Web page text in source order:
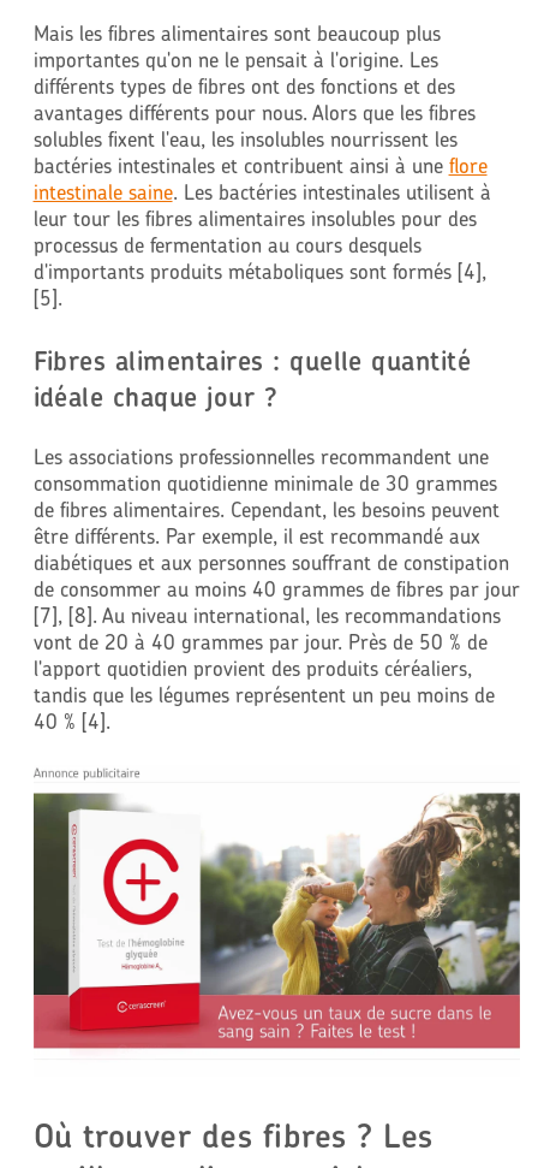
Mais les fibres alimentaires sont beaucoup plus
importantes qu'on ne le pensait à l'origine. Les
différents types de fibres ont des fonctions et des
avantages différents pour nous. Alors que les fibres
solubles fixent l'eau, les insolubles nourrissent les
bactéries intestinales et contribuent ainsi à une flore
intestinale saine. Les bactéries intestinales utilisent à
leur tour les fibres alimentaires insolubles pour des
processus de fermentation au cours desquels
d'importants produits métaboliques sont formés [4],
[5].
Fibres alimentaires : quelle quantité
idéale chaque jour ?
Les associations professionnelles recommandent une
consommation quotidienne minimale de 30 grammes
de fibres alimentaires. Cependant, les besoins peuvent
être différents. Par exemple, il est recommandé aux
diabétiques et aux personnes souffrant de constipation
de consommer au moins 40 grammes de fibres par jour
[7], [8]. Au niveau international, les recommandations
vont de 20 à 40 grammes par jour. Près de 50 % de
l'apport quotidien provient des produits céréaliers,
tandis que les légumes représentent un peu moins de
40 % [4].
Où trouver des fibres ? Les